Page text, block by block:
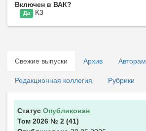
Включен в ВАК?
Да K3
Свежие выпуски Архив Авторам
Редакционная коллегия Рубрики
Статус Опубликован
Том 2026 № 2 (41)